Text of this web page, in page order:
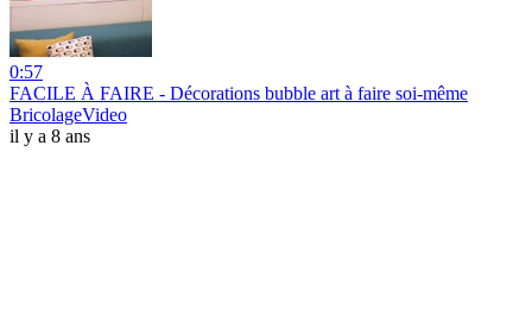
0:57
FACILE À FAIRE - Décorations bubble art à faire soi-même
BricolageVideo
il y a 8 ans